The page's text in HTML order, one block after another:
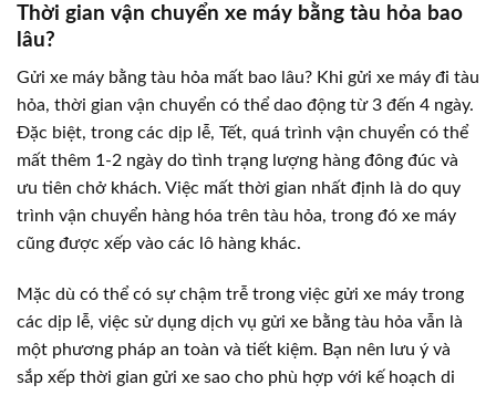
Thời gian vận chuyển xe máy bằng tàu hỏa bao
lâu?
Gửi xe máy bằng tàu hỏa mất bao lâu? Khi gửi xe máy đi tàu
hỏa, thời gian vận chuyển có thể dao động từ 3 đến 4 ngày.
Đặc biệt, trong các dịp lễ, Tết, quá trình vận chuyển có thể
mất thêm 1-2 ngày do tình trạng lượng hàng đông đúc và
ưu tiên chở khách. Việc mất thời gian nhất định là do quy
trình vận chuyển hàng hóa trên tàu hỏa, trong đó xe máy
cũng được xếp vào các lô hàng khác.
Mặc dù có thể có sự chậm trễ trong việc gửi xe máy trong
các dịp lễ, việc sử dụng dịch vụ gửi xe bằng tàu hỏa vẫn là
một phương pháp an toàn và tiết kiệm. Bạn nên lưu ý và
sắp xếp thời gian gửi xe sao cho phù hợp với kế hoạch di